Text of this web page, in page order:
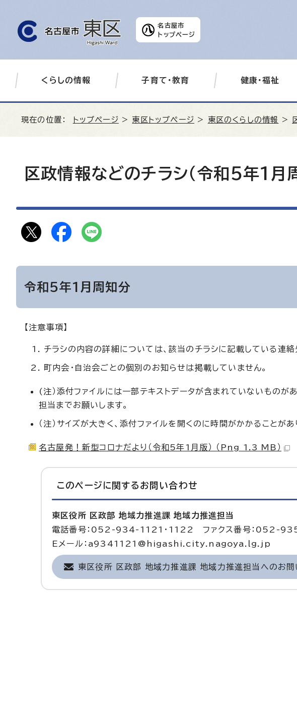
名古屋市
トップページ
くらしの情報 子育て・教育 健康・福祉
現在の位置： トップページ > 東区トップページ > 東区のくらしの情報 >
区政情報などのチラシ（令和5年1月周
令和5年1月周知分
【注意事項】
チラシの内容の詳細については、該当のチラシに記載している連絡
町内会・自治会ごとの個別のお知らせは掲載していません。
(注）添付ファイルには一部テキストデータが含まれていないものが
担当までお願いします。
（注）サイズが大きく、添付ファイルを開くのに時間がかかることがあ
名古屋発！新型コロナだより（令和5年1月版） （Png 1.3 MB）
このページに関する お問い合わせ
東区役所 区政部 地域力推進課 地域力推進担当
電話番号：052-934-1121・1122 ファクス番号：052-
Eメール：a9341121@higashi.city.nagoya.lg.jp
東区役所 区政部 地域力推進課 地域力推進担当へのお問